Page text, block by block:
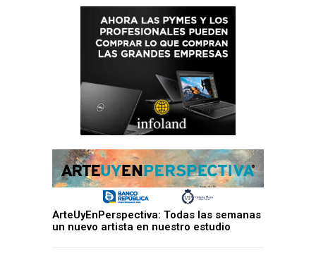
ArteUyEnPerspectiva: Todas las semanas
un nuevo artista en nuestro estudio